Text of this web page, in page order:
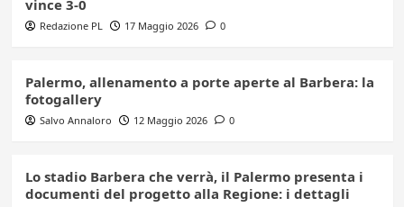
vince 3-0
Redazione PL 17 Maggio 2026 0
Palermo, allenamento a porte aperte al Barbera: la
fotogallery
Salvo Annaloro 12 Maggio 2026 0
Lo stadio Barbera che verrà, il Palermo presenta i
documenti del progetto alla Regione: i dettagli